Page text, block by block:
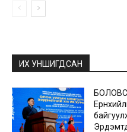
ИХ УНШИГДСАН